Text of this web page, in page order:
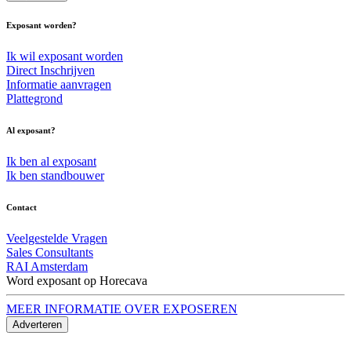
Exposant worden?
Ik wil exposant worden
Direct Inschrijven
Informatie aanvragen
Plattegrond
Al exposant?
Ik ben al exposant
Ik ben standbouwer
Contact
Veelgestelde Vragen
Sales Consultants
RAI Amsterdam
Word exposant op Horecava
MEER INFORMATIE OVER EXPOSEREN
Adverteren